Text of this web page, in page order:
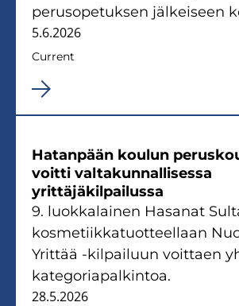
perusopetuksen jälkeiseen
5.6.2026
Current
Hatanpään koulun
voitti valtakunnallisessa
yrittäjäkilpailussa
9. luokkalainen Hasanat
kosmetiikkatuotteellaan
Yrittää -kilpailuun voittaen
kategoriapalkintoa.
28.5.2026